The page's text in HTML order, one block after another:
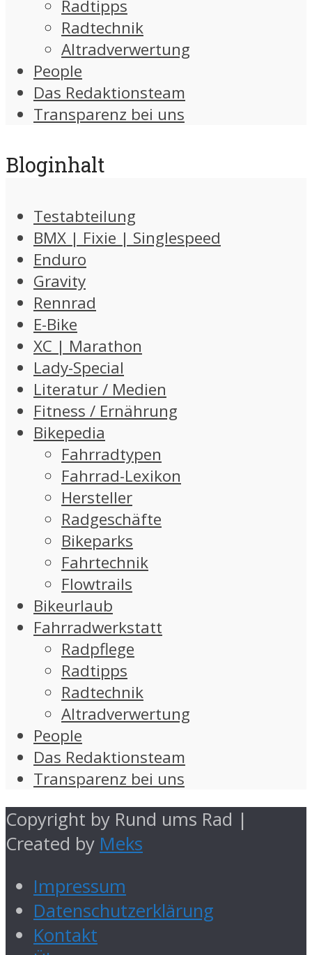
Radtipps
Radtechnik
Altradverwertung
People
Das Redaktionsteam
Transparenz bei uns
Bloginhalt
Testabteilung
BMX | Fixie | Singlespeed
Enduro
Gravity
Rennrad
E-Bike
XC | Marathon
Lady-Special
Literatur / Medien
Fitness / Ernährung
Bikepedia
Fahrradtypen
Fahrrad-Lexikon
Hersteller
Radgeschäfte
Bikeparks
Fahrtechnik
Flowtrails
Bikeurlaub
Fahrradwerkstatt
Radpflege
Radtipps
Radtechnik
Altradverwertung
People
Das Redaktionsteam
Transparenz bei uns
Copyright by Rund ums Rad |
Created by Meks
Impressum
Datenschutzerklärung
Kontakt